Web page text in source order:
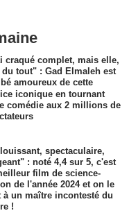
craqué complet, mais elle,
du tout" : Gad Elmaleh est
amoureux de cette
iconique en tournant
comédie aux 2 millions de
spectaculaire,
: noté 4,4 sur 5, c'est
film de science-
de l'année 2024 et on le
à un maître incontesté du
!